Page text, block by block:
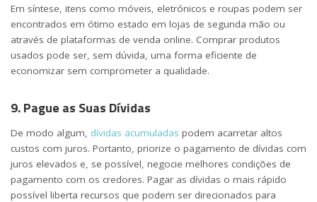
Em síntese, itens como móveis, eletrónicos e roupas podem ser
encontrados em ótimo estado em lojas de segunda mão ou
através de plataformas de venda online. Comprar produtos
usados pode ser, sem dúvida, uma forma eficiente de
economizar sem comprometer a qualidade.
9. Pague as Suas Dívidas
De modo algum, dívidas acumuladas podem acarretar altos
custos com juros. Portanto, priorize o pagamento de dívidas com
juros elevados e, se possível, negocie melhores condições de
pagamento com os credores. Pagar as dívidas o mais rápido
possível liberta recursos que podem ser direcionados para